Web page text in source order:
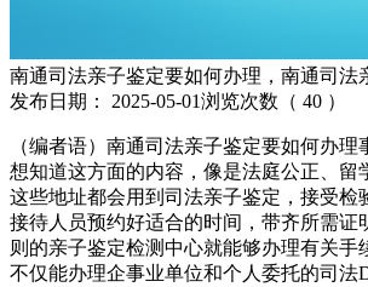
南通司法亲子鉴定要如何办理，南通司法
发布日期：
2025-05-01浏览次数（ 40 ）
（编者语）南通司法亲子鉴定要如何办
想知道这方面的内容，像是法庭公正、留
这些地址都会用到司法亲子鉴定，接受检
接待人员预约好适合的时间，带齐所需证
则的亲子鉴定检测中心就能够办理有关手
不仅能办理企事业单位和个人委托的司法